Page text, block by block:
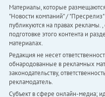
Материалы, которые
"Новости компаний" /
публикуются на правах рекламы. ,
подготовке этого контента и
материалах.
Редакция не несет
обнародованные в рекламных
законодательству,
рекламодатель.
Субъект в сфере онлайн-медиа;